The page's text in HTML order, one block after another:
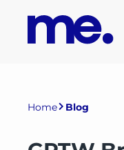
Home Blog